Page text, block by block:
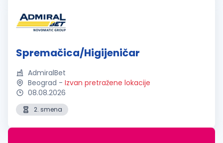
Spremačica/Higijeničar
AdmiralBet
Beograd - Izvan pretražene lokacije
08.08.2026
2. smena